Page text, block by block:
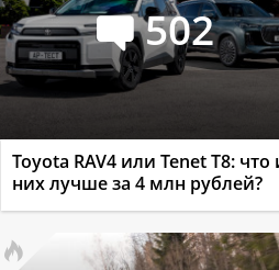
502
Toyota RAV4 или Tenet T8: что
них лучше за 4 млн рублей?